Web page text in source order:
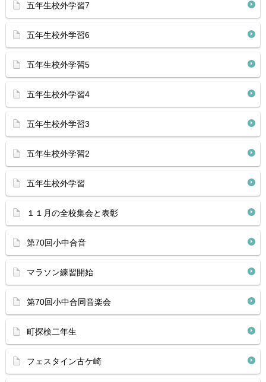
五年生校外学習7
五年生校外学習6
五年生校外学習5
五年生校外学習4
五年生校外学習3
五年生校外学習2
五年生校外学習
１１月の全校集会と表彰
第70回小中合音
マラソン練習開始
第70回小中合同音楽会
町探検二年生
フェスタイン古ケ崎